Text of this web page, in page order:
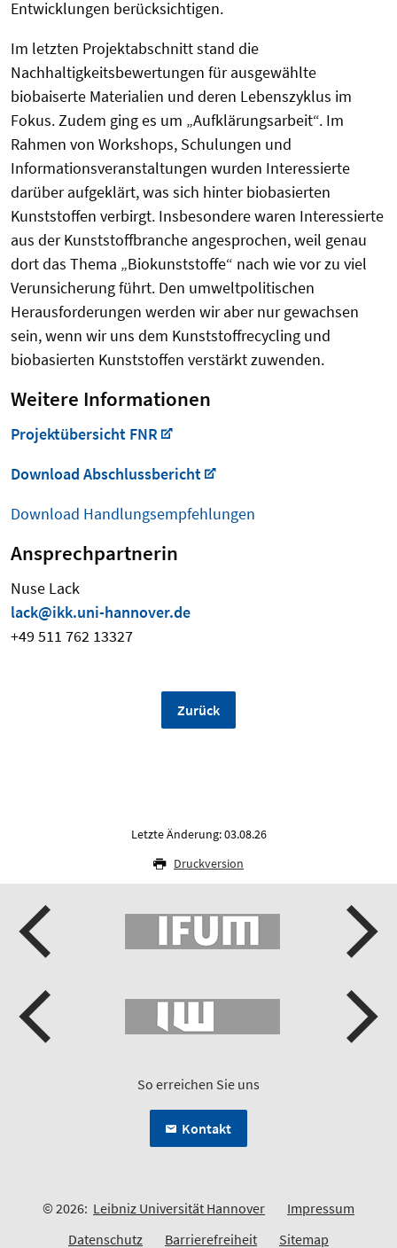
Entwicklungen berücksichtigen.
Im letzten Projektabschnitt stand die
Nachhaltigkeitsbewertungen für ausgewählte
biobaiserte Materialien und deren Lebenszyklus im
Fokus. Zudem ging es um „Aufklärungsarbeit“. Im
Rahmen von Workshops, Schulungen und
Informationsveranstaltungen wurden Interessierte
darüber aufgeklärt, was sich hinter biobasierten
Kunststoffen verbirgt. Insbesondere waren Interessierte
aus der Kunststoffbranche angesprochen, weil genau
dort das Thema „Biokunststoffe“ nach wie vor zu viel
Verunsicherung führt. Den umweltpolitischen
Herausforderungen werden wir aber nur gewachsen
sein, wenn wir uns dem Kunststoffrecycling und
biobasierten Kunststoffen verstärkt zuwenden.
Weitere Informationen
Projektübersicht FNR
Download Abschlussbericht
Download Handlungsempfehlungen
Ansprechpartnerin
Nuse Lack
lack@ikk.uni-hannover.de
+49 511 762 13327
Zurück
Letzte Änderung: 03.08.26
Druckversion
So erreichen Sie uns
Kontakt
© 2026: Leibniz Universität Hannover
Impressum
Datenschutz
Barrierefreiheit Sitemap